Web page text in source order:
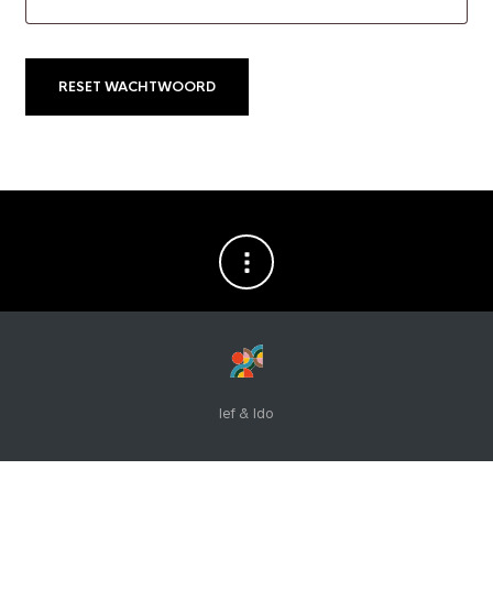
RESET WACHTWOORD
Ief & Ido